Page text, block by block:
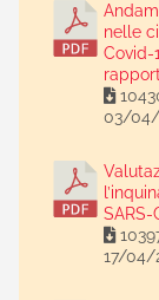
nelle
Covid-
03/04/
SARS-
17/04/